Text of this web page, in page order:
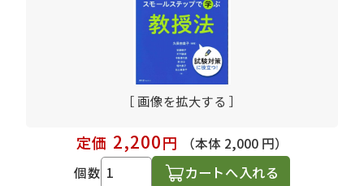
［ 画像を拡大する ］
定価 2,200円
（本体 2,000 円）
個数
カートへ入れる